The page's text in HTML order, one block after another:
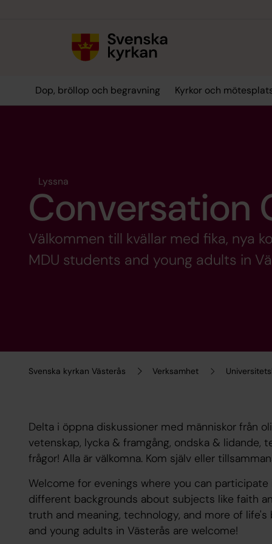
Dop, bröllop och begravning Kyrkor och
Svenska kyrkan Västerås Verksamhet
Lyssna
Conversation
Välkommen till kvällar med fika, nya
MDU students and young adults in
Delta i öppna diskussioner med människor från
vetenskap, lycka & framgång, ondska & lidande,
frågor! Alla är välkomna. Kom själv eller
Welcome for evenings where you can
different backgrounds about subjects like faith
truth and meaning, technology, and more of
and young adults in Västerås are welcome!